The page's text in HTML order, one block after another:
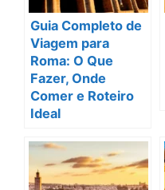
Guia Completo de
Viagem para
Roma: O Que
Fazer, Onde
Comer e Roteiro
Ideal